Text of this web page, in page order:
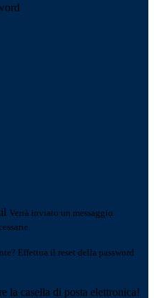
Verrà inviato un messaggio
Effettua il reset della password
la casella di posta elettronica!